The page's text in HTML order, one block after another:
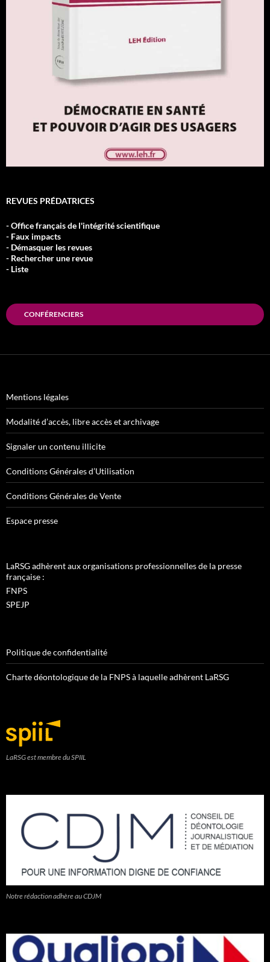
REVUES PRÉDATRICES
- Office français de l'intégrité scientifique
- Faux impacts
- Démasquer les revues
- Rechercher une revue
- Liste
CONFÉRENCIERS
Mentions légales
Modalité d’accès, libre accès et archivage
Signaler un contenu illicite
Conditions Générales d’Utilisation
Conditions Générales de Vente
Espace presse
LaRSG adhèrent aux organisations professionnelles de la presse
française :
FNPS
SPEJP
Politique de confidentialité
Charte déontologique de la FNPS à laquelle adhèrent LaRSG
LaRSG est membre du SPIIL
Notre rédaction adhère au CDJM